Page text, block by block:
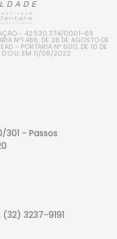
- 42.530.374/0001-69
Nº1.486, DE 28 DE AGOSTO DE
– PORTARIA Nº 600, DE 10 DE
D.O.U. EM 11/08/2022
301 - Passos
(32) 3237-9191